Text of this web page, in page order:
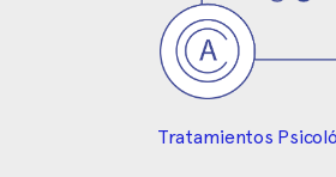
Tratamientos